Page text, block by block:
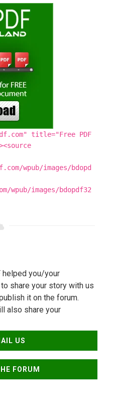
title="Free PDF
wpub/images/bdopd
wpub/images/bdopdf32
helped you/your
share your story with us
it on the forum.
also share your
US
FORUM